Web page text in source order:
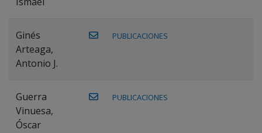
Ginés
Arteaga,
Antonio J.
PUBLICACIONES
Guerra
Vinuesa,
Óscar
PUBLICACIONES